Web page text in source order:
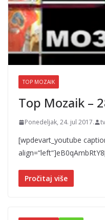
TOP MOZAIK
Top Mozaik –
Ponedeljak, 24. jul 2017.
[wpdevart_youtube
Pročitaj više